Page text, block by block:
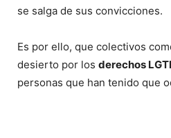
se salga de sus convicciones.
Es por ello, que colectivos
desierto por los derechos
personas que han tenido que